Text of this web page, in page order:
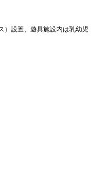
）設置、遊具施設内は乳幼児